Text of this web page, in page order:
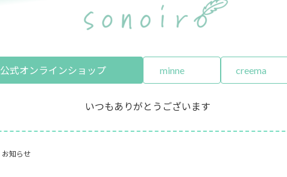
公式オンラインショップ minne creema
いつもありがとうございます
お知らせ